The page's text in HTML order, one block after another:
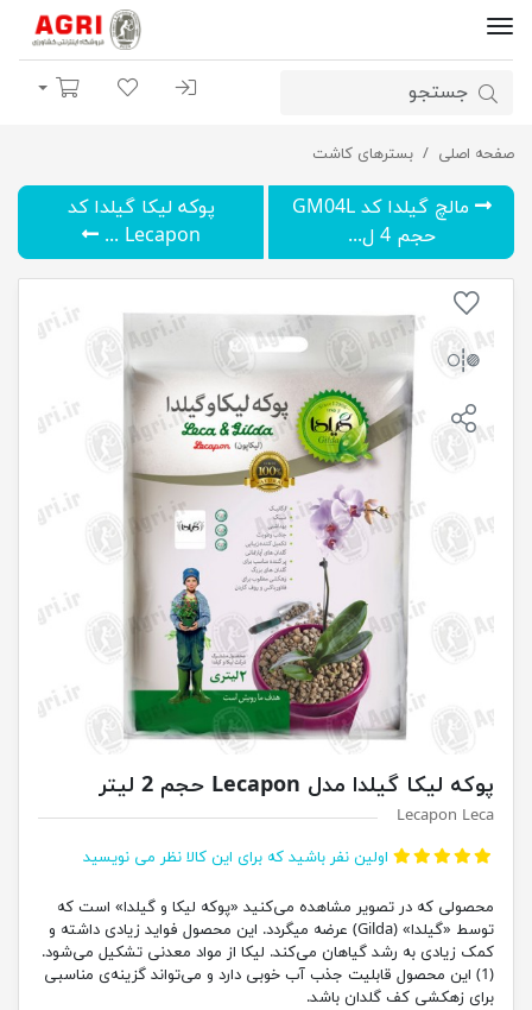
ورود | ثبت نام
لیست مورد علاقه
سبد خرید
صفحه اصلی بسترهای کاشت
پوکه لیکا گیلدا مدل Lecapon حجم 2 لیتر
مالچ گیلدا کد GM04L
حجم 4 ل...
پوکه لیکا گیلدا کد
Lecapon ...
پوکه لیکا گیلدا مدل Lecapon حجم 2 لیتر
Lecapon Leca
اولین نفر باشید که برای این کالا نظر می نویسید
محصولی که در تصویر مشاهده می‌کنید «پوکه لیکا و گیلدا» است که
توسط «گیلدا» (Gilda) عرضه میگردد. این محصول فواید زیادی داشته و
کمک زیادی به رشد گیاهان می‌کند. لیکا از مواد معدنی تشکیل می‌شود.
(1) این محصول قابلیت جذب آب خوبی دارد و می‌تواند گزینه‌ی مناسبی
برای زهکشی کف گلدان باشد.